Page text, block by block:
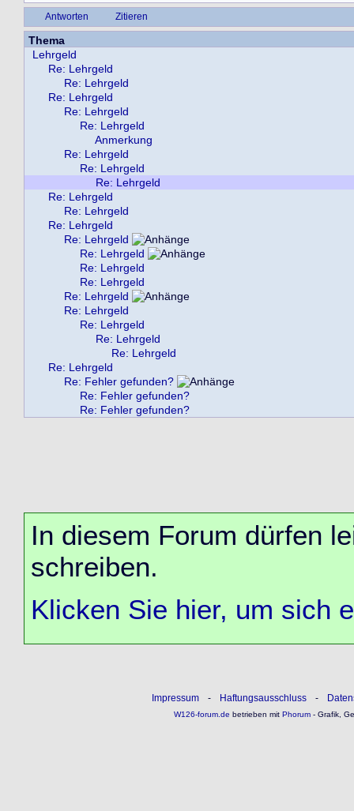
Antworten Zitieren
Thema
Lehrgeld
Re: Lehrgeld
Re: Lehrgeld
Re: Lehrgeld
Re: Lehrgeld
Re: Lehrgeld
Anmerkung
Re: Lehrgeld
Re: Lehrgeld
Re: Lehrgeld
Re: Lehrgeld
Re: Lehrgeld
Re: Lehrgeld
Re: Lehrgeld
Re: Lehrgeld
Re: Lehrgeld
Re: Lehrgeld
Re: Lehrgeld
Re: Lehrgeld
Re: Lehrgeld
Re: Lehrgeld
Re: Lehrgeld
Re: Lehrgeld
Re: Fehler gefunden?
Re: Fehler gefunden?
Re: Fehler gefunden?
In diesem Forum dürfen
schreiben.
Klicken Sie hier, um sich
Impressum - Haftungsausschluss -
W126-forum.de betrieben mitPhorum- Grafik,